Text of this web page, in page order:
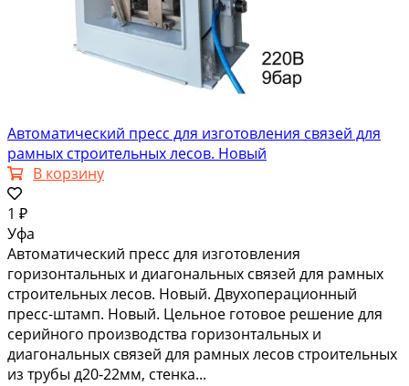
Автоматический пресс для изготовления связей для
рамных строительных лесов. Новый
В корзину
1 ₽
Уфа
Автоматический пресс для изготовления
горизонтальных и диагональных связей для рамных
строительных лесов. Новый. Двухоперационный
пресс-штамп. Новый. Цельное готовое решение для
серийного производства горизонтальных и
диагональных связей для рамных лесов строительных
из трубы д20-22мм, стенка...